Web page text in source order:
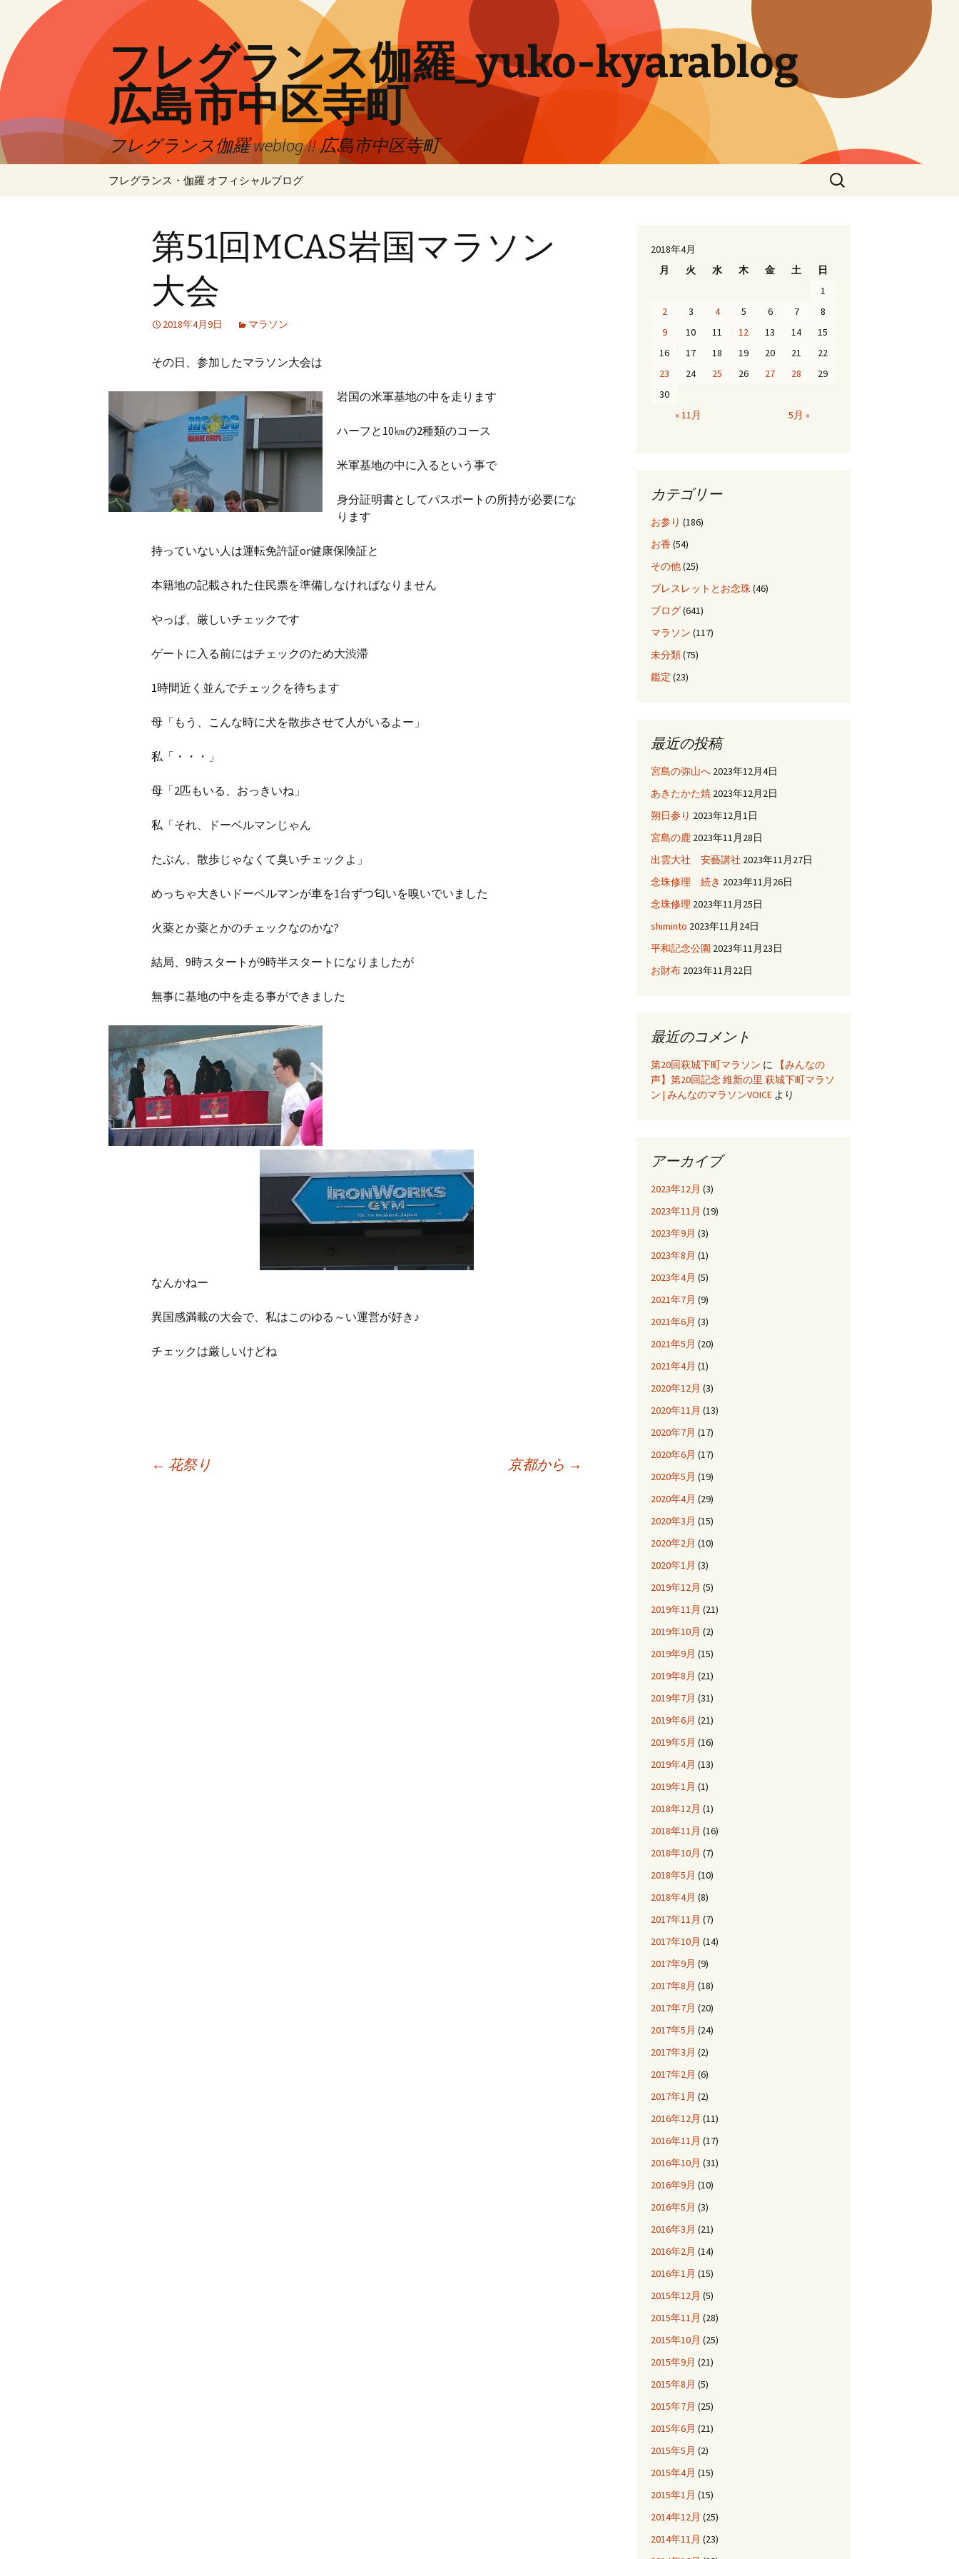
ン
ツ
へ
ッ
プ
フレグランス伽羅_yuko-kyarablog
広島市中区寺町
フレグランス伽羅 weblog !! 広島市中区寺町
フレグランス・伽羅 オフィシャルブログ
検
索:
第51回MCAS岩国マラソン
大会
2018年4月9日 マラソン
その日、参加したマラソン大会は
岩国の米軍基地の中を走ります
ハーフと10㎞の2種類のコース
米軍基地の中に入るという事で
身分証明書としてパスポートの所持が必要にな
ります
持っていない人は運転免許証or健康保険証と
本籍地の記載された住民票を準備しなければなりません
やっぱ、厳しいチェックです
ゲートに入る前にはチェックのため大渋滞
1時間近く並んでチェックを待ちます
母「もう、こんな時に犬を散歩させて人がいるよー」
私「・・・」
母「2匹もいる、おっきいね」
私「それ、ドーベルマンじゃん
たぶん、散歩じゃなくて臭いチェックよ」
めっちゃ大きいドーベルマンが車を1台ずつ匂いを嗅いでいました
火薬とか薬とかのチェックなのかな?
結局、9時スタートが9時半スタートになりましたが
無事に基地の中を走る事ができました
なんかねー
異国感満載の大会で、私はこのゆる～い運営が好き♪
チェックは厳しいけどね
← 花祭り 京都から →
2018年4月
月
火 水 木 金 土
日
1
2
3 4 5 6 7
8
9
10 11 12 13 14
15
16
17 18 19 20 21
22
23
24 25 26 27 28
29
30
« 11月
5月 »
カテゴリー
お参り (186)
お香(54)
その他(25)
ブレスレットとお念珠(46)
ブログ(641)
マラソン (117)
未分類(75)
鑑定 (23)
最近の投稿
宮島の弥山へ 2023年12月4日
あきたかた焼 2023年12月2日
朔日参り 2023年12月1日
宮島の鹿 2023年11月28日
出雲大社 安藝講社 2023年11月27日
念珠修理 続き 2023年11月26日
念珠修理 2023年11月25日
shiminto 2023年11月24日
平和記念公園 2023年11月23日
お財布 2023年11月22日
最近のコメント
第20回萩城下町マラソン に
【みんなの
声】第20回記念 維新の里 萩城下町マラソ
ン | みんなのマラソンVOICE より
アーカイブ
2023年12月 (3)
2023年11月 (19)
2023年9月 (3)
2023年8月 (1)
2023年4月 (5)
2021年7月 (9)
2021年6月 (3)
2021年5月 (20)
2021年4月 (1)
2020年12月 (3)
2020年11月 (13)
2020年7月 (17)
2020年6月 (17)
2020年5月 (19)
2020年4月 (29)
2020年3月 (15)
2020年2月 (10)
2020年1月 (3)
2019年12月 (5)
2019年11月 (21)
2019年10月 (2)
2019年9月 (15)
2019年8月 (21)
2019年7月 (31)
2019年6月 (21)
2019年5月 (16)
2019年4月 (13)
2019年1月 (1)
2018年12月 (1)
2018年11月 (16)
2018年10月 (7)
2018年5月 (10)
2018年4月 (8)
2017年11月 (7)
2017年10月 (14)
2017年9月 (9)
2017年8月 (18)
2017年7月 (20)
2017年5月 (24)
2017年3月 (2)
2017年2月 (6)
2017年1月 (2)
2016年12月 (11)
2016年11月 (17)
2016年10月 (31)
2016年9月 (10)
2016年5月 (3)
2016年3月 (21)
2016年2月 (14)
2016年1月 (15)
2015年12月 (5)
2015年11月 (28)
2015年10月 (25)
2015年9月 (21)
2015年8月 (5)
2015年7月 (25)
2015年6月 (21)
2015年5月 (2)
2015年4月 (15)
2015年1月 (15)
2014年12月 (25)
2014年11月 (23)